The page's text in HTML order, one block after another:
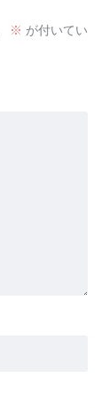
※ が付いてい